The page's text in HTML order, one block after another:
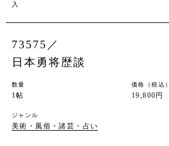
入
73575／
日本勇将歴談
数量
1帖
価格（税込）
19,800円
ジャンル
美術・風俗・諸芸・占い